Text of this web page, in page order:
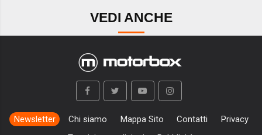
VEDI ANCHE
Newsletter Chi siamo Mappa Sito Contatti
Privacy